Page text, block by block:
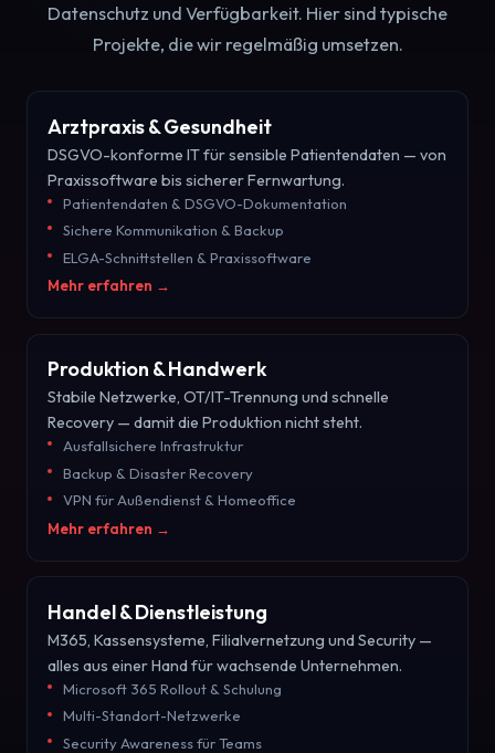
Datenschutz und Verfügbarkeit. Hier sind typische
Projekte, die wir regelmäßig umsetzen.
Arztpraxis & Gesundheit
DSGVO-konforme IT für sensible Patientendaten — von
Praxissoftware bis sicherer Fernwartung.
Patientendaten & DSGVO-Dokumentation
Sichere Kommunikation & Backup
ELGA-Schnittstellen & Praxissoftware
Mehr erfahren →
Produktion & Handwerk
Stabile Netzwerke, OT/IT-Trennung und schnelle
Recovery — damit die Produktion nicht steht.
Ausfallsichere Infrastruktur
Backup & Disaster Recovery
VPN für Außendienst & Homeoffice
Mehr erfahren →
Handel & Dienstleistung
M365, Kassensysteme, Filialvernetzung und Security —
alles aus einer Hand für wachsende Unternehmen.
Microsoft 365 Rollout & Schulung
Multi-Standort-Netzwerke
Security Awareness für Teams